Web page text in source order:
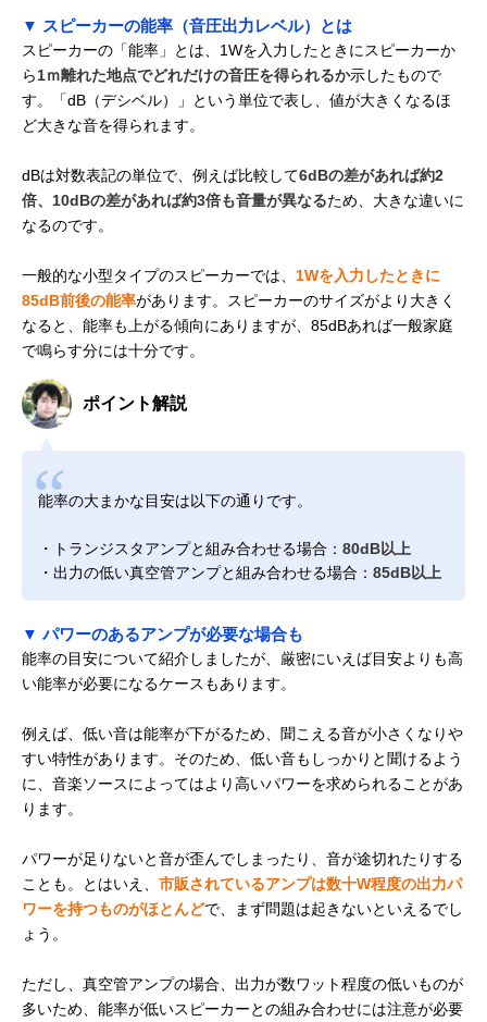
▼ スピーカーの能率（音圧出力レベル）とは
スピーカーの「能率」とは、1Wを入力したときにスピーカーか
ら1ｍ離れた地点でどれだけの音圧を得られるか示したもので
す。「dB（デシベル）」という単位で表し、値が大きくなるほ
ど大きな音を得られます。
dBは対数表記の単位で、例えば比較して6dBの差があれば約2
倍、10dBの差があれば約3倍も音量が異なるため、大きな違いに
なるのです。
一般的な小型タイプのスピーカーでは、 1Wを入力したときに
85dB前後の能率があります。スピーカーのサイズがより大きく
なると、能率も上がる傾向にありますが、85dBあれば一般家庭
で鳴らす分には十分です。
ポイント解説
能率の大まかな目安は以下の通りです。
・トランジスタアンプと組み合わせる場合： 80dB以上
・出力の低い真空管アンプと組み合わせる場合： 85dB以上
▼ パワーのあるアンプが必要な場合も
能率の目安について紹介しましたが、厳密にいえば目安よりも高
い能率が必要になるケースもあります。
例えば、低い音は能率が下がるため、聞こえる音が小さくなりや
すい特性があります。そのため、低い音もしっかりと聞けるよう
に、音楽ソースによってはより高いパワーを求められることがあ
ります。
パワーが足りないと音が歪んでしまったり、音が途切れたりする
ことも。とはいえ、 市販されているアンプは数十W程度の出力パ
ワーを持つものがほとんどで、まず問題は起きないといえるでし
ょう。
ただし、真空管アンプの場合、出力が数ワット程度の低いものが
多いため、能率が低いスピーカーとの組み合わせには注意が必要